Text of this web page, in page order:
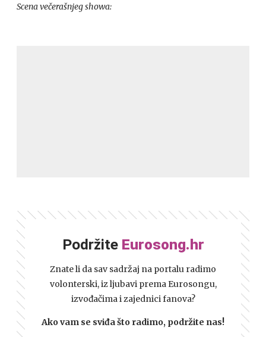
Scena večerašnjeg showa:
Podržite Eurosong.hr
Znate li da sav sadržaj na portalu radimo
volonterski, iz ljubavi prema Eurosongu,
izvođačima i zajednici fanova?
Ako vam se sviđa što radimo, podržite nas!